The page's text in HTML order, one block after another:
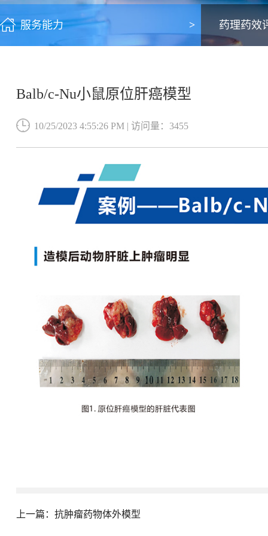
服务能力 药理药效
Balb/c-Nu小鼠原位肝癌模型
10/25/2023 4:55:26 PM | 访问量：3455
上一篇： 抗肿瘤药物体外模型